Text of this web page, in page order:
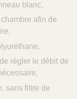
blanc,
afin de
régler le débit de
sans filtre de